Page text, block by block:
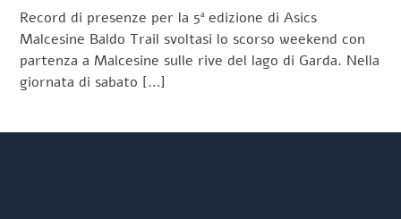
Record di presenze per la 5ª edizione di Asics
Malcesine Baldo Trail svoltasi lo scorso weekend con
partenza a Malcesine sulle rive del lago di Garda. Nella
giornata di sabato […]